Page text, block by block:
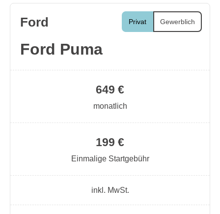
Privat Gewerblich
Ford
Ford Puma
199 €
Einmalige Startgebühr
649 €
monatlich
inkl. MwSt.